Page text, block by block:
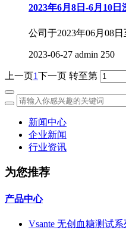
2023年6月8日-6月10
公司于2023年06月08
2023-06-27 admin 250
上一页1下一页 转至第
新闻中心
企业新闻
行业资讯
为您推荐
产品中心
Vsante 无创血糖测试系